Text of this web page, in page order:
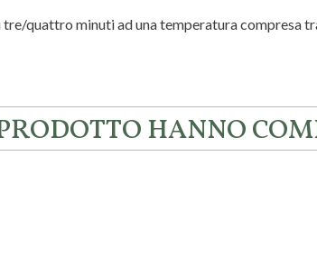
quattro minuti ad una temperatura compresa
HANNO